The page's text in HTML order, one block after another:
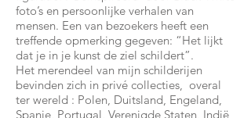
foto’s en persoonlijke verhalen van
mensen. Een van bezoekers heeft een
treffende opmerking gegeven: “Het lijkt
dat je in je kunst de ziel schildert”.
Het merendeel van mijn schilderijen
bevinden zich in privé collecties, overal
ter wereld : Polen, Duitsland, Engeland,
Spanje, Portugal, Verenigde Staten, Indië